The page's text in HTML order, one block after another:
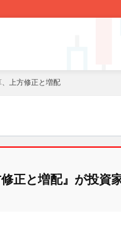
上方修正と増配
正と増配』が投資